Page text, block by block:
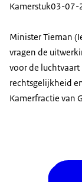
Kamerstuk03-07-
Minister Tieman
vragen de
voor de
rechtsgelijkheid
Kamerfractie van